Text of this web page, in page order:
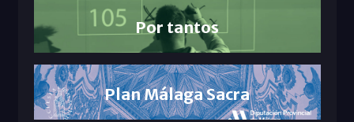
Por tantos
Plan Málaga Sacra